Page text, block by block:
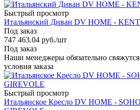
Быстрый просмотр
Итальянский Диван DV HOME -
Под заказ
747 463.04 руб./шт
Под заказ
Наши менеджеры обязательно
условия заказа
Быстрый просмотр
Итальянское Кресло DV HOME -